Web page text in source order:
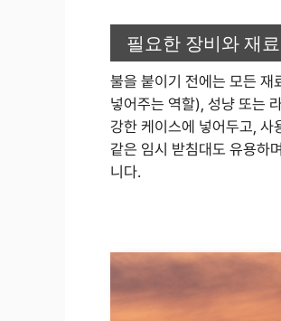
필요한 장비와 재
불을 붙이기 전에는 모든 재
넣어주는 역할), 성냥 또는
강한 케이스에 넣어두고, 사
같은 임시 받침대도 유용하
니다.